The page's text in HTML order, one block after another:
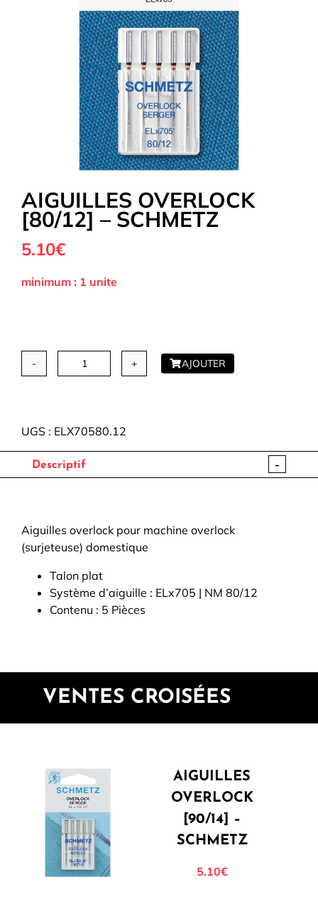
La Mercerie Tous nos Tissus
Autour de la couture OUTLET
Exclusivité WEB
AIGUILLES OVERLOCK
[80/12] – SCHMETZ
5.10€
minimum : 1 unite
quantité
[80/12]
-
AJOUTER
UGS : ELX70580.12
Descriptif -
Aiguilles overlock pour machine overlock
(surjeteuse) domestique
Talon plat
Système d’aiguille : ELx705 | NM 80/12
Contenu : 5 Pièces
VENTES CROISÉES
AIGUILLES
OVERLOCK
[90/14] –
SCHMETZ
5.10€